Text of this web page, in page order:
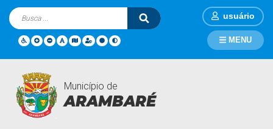
usuário
Município de
ARAMBARÉ
MENU
Mapa do Site